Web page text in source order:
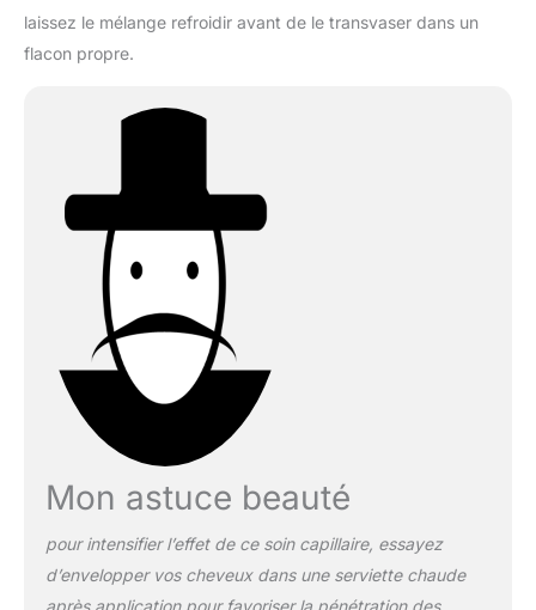
laissez le mélange refroidir avant de le transvaser dans un
flacon propre.
Mon astuce beauté
pour intensifier l’effet de ce soin capillaire, essayez
d’envelopper vos cheveux dans une serviette chaude
après application pour favoriser la pénétration des